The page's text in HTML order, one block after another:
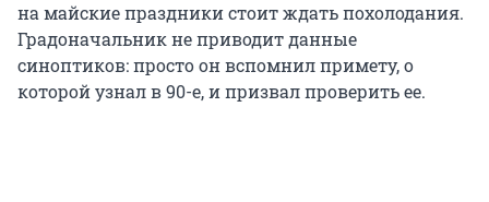
на майские праздники стоит ждать похолодания.
Градоначальник не приводит данные
синоптиков: просто он вспомнил примету, о
которой узнал в 90-е, и призвал проверить ее.